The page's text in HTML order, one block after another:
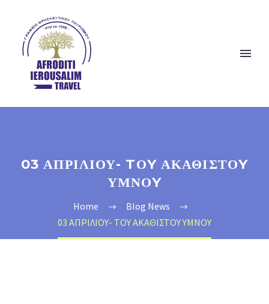
03 ΑΠΡΙΛΙΟΥ- TΟY ΑΚΑΘΙΣΤΟY
ΥΜΝΟY
Home
Blog News
03 ΑΠΡΙΛΙΟΥ- TΟY ΑΚΑΘΙΣΤΟY ΥΜΝΟY